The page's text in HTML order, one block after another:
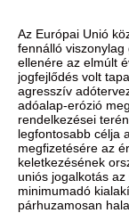
Az Európai Unió
fennálló
ellenére az elmúlt
jogfejlődés volt
agresszív
adóalap-erózió
rendelkezései
legfontosabb célja
megfizetésére az
keletkezésének
uniós jogalkotás
minimumadó
párhuzamosan